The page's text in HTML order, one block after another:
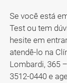
Se você está
Test ou tem
hesite em
atendê-lo na
Lombardi, 365
3512-0440 e